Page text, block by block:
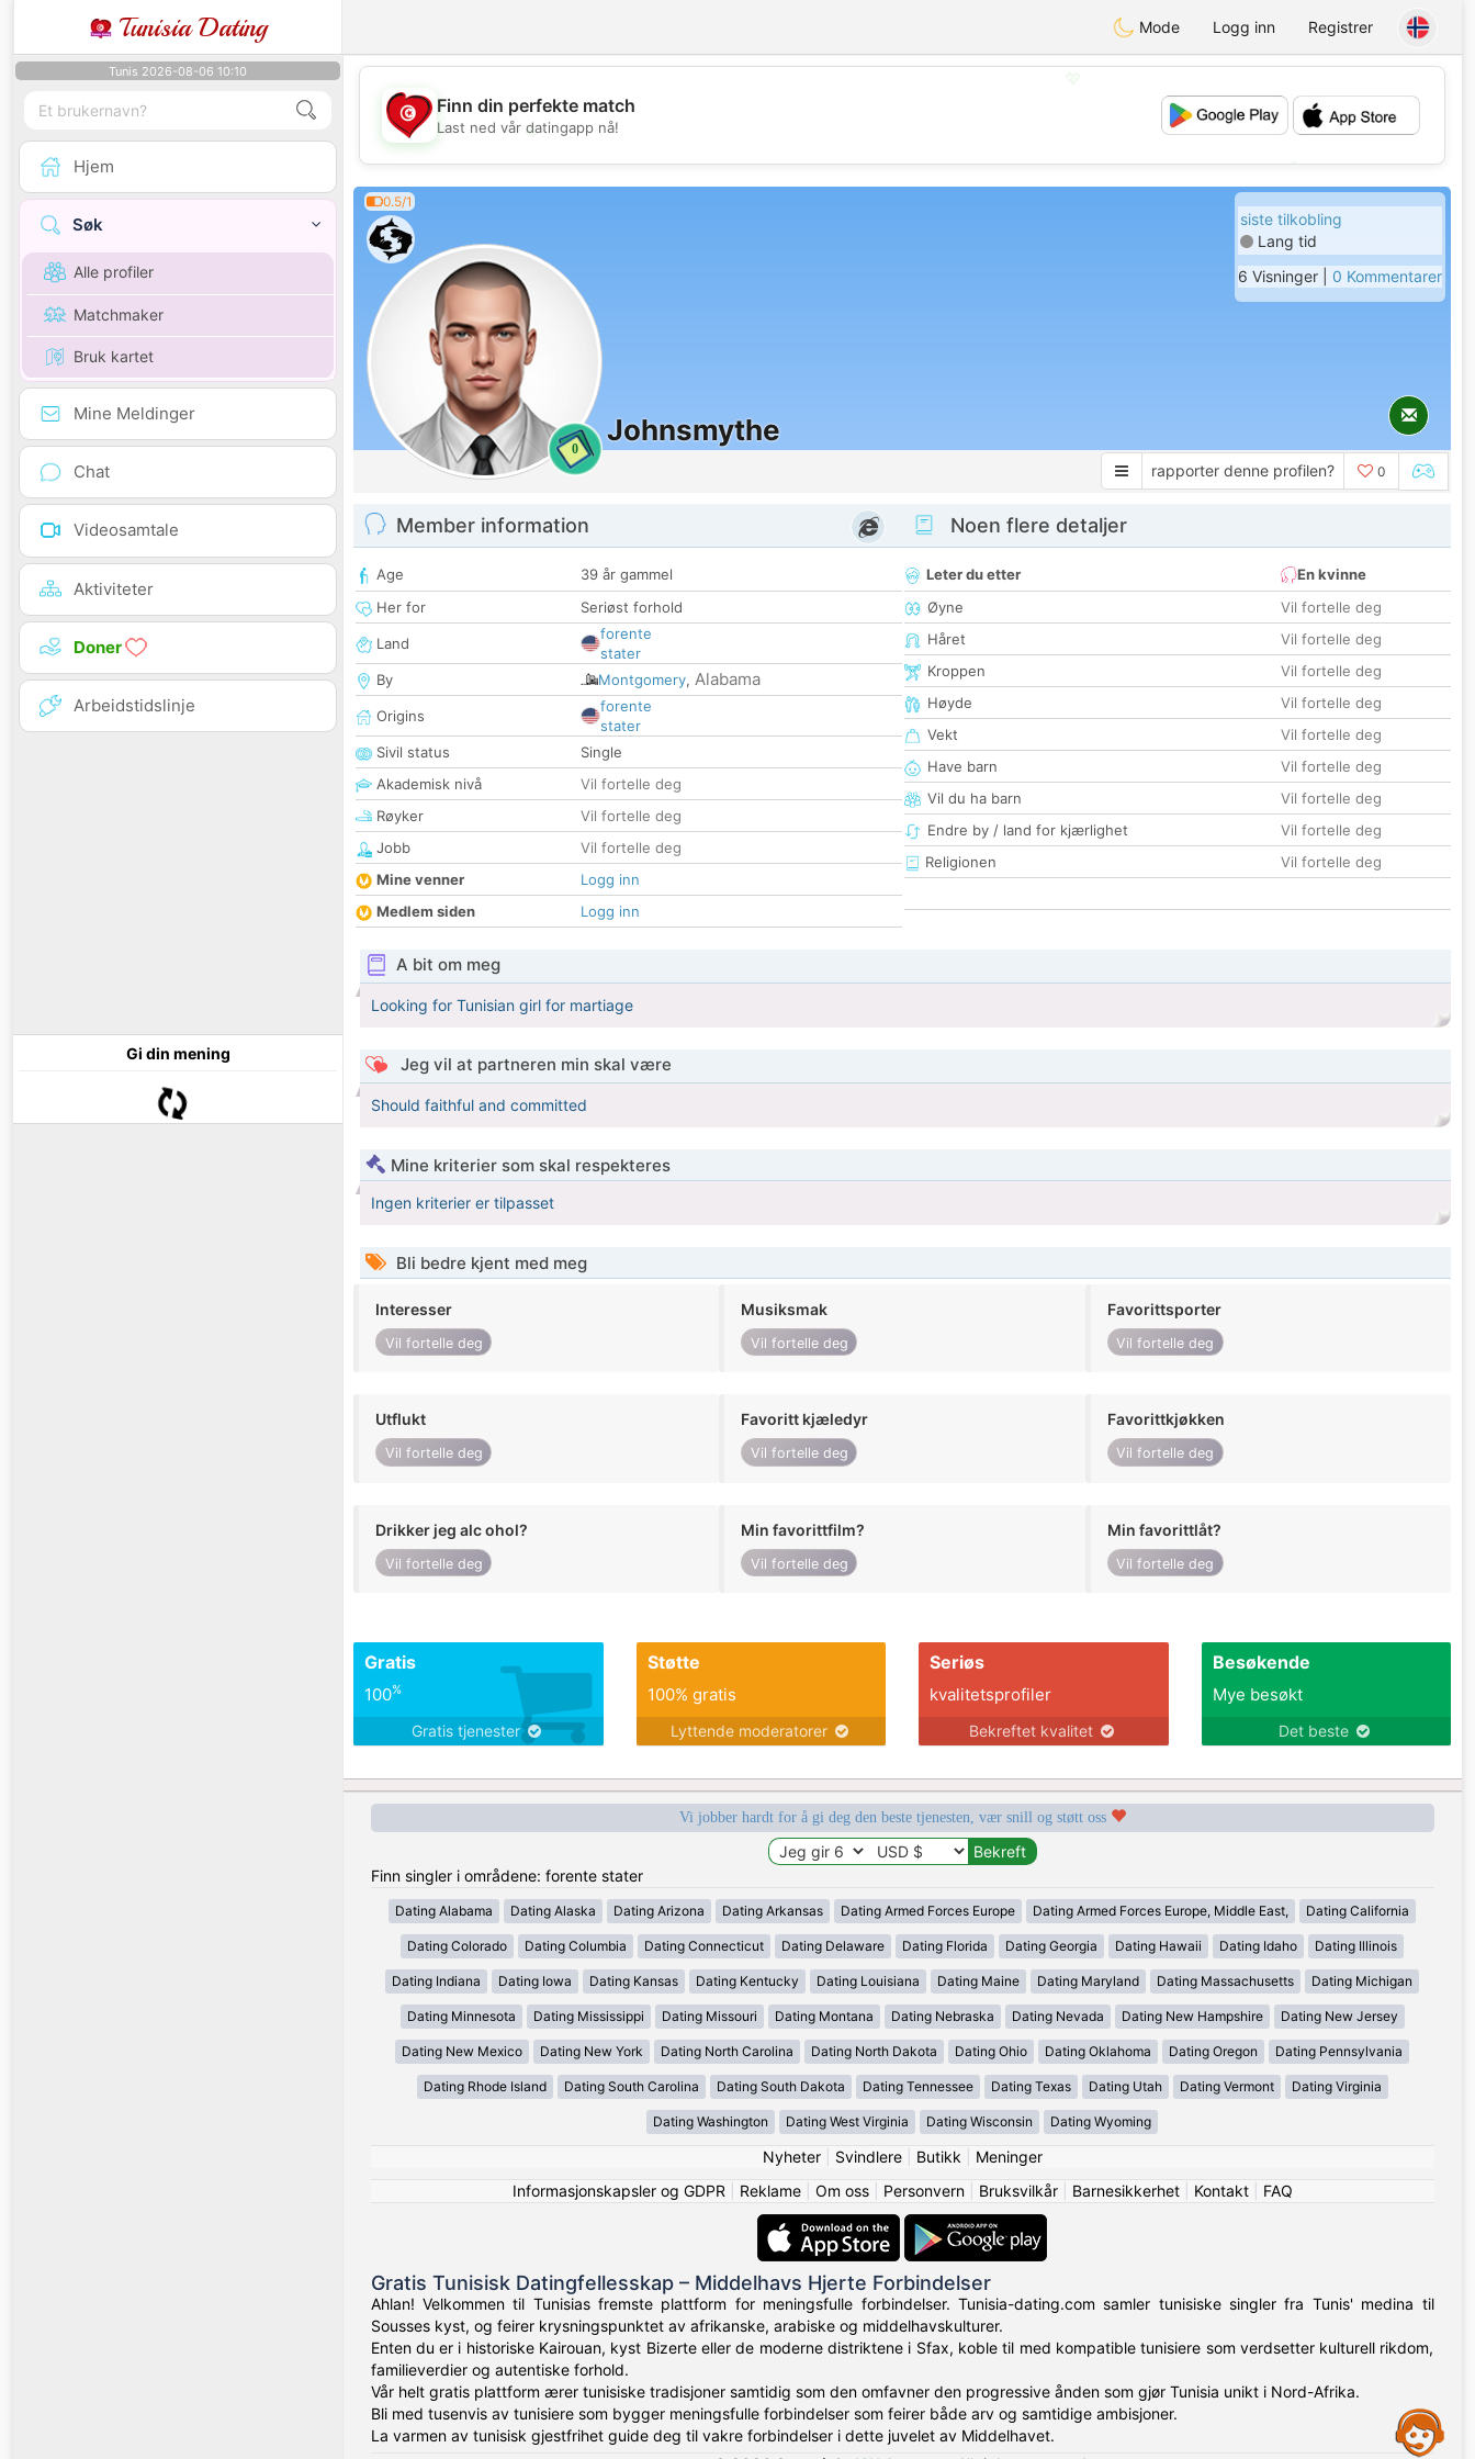
Tunisia Dating Mode Logg inn Registrer
Tunis 2026-08-06 10:10
Hjem
Søk
Alle profiler
Matchmaker
Bruk kartet
Mine Meldinger
Chat
Videosamtale
Aktiviteter
Doner
Arbeidstidslinje
Gi din mening
💖
💕
Finn din perfekte match
Last ned vår datingapp nå!
0.5/1
0
Johnsmythe
siste tilkobling
Lang tid
6 Visninger | 0 Kommentarer
rapporter denne profilen? 0
Member information
Age
39 år gammel
Her for
Seriøst forhold
Land
forente
stater
By
Montgomery, Alabama
Origins
forente
stater
Sivil status
Single
Akademisk nivå
Vil fortelle deg
Røyker
Vil fortelle deg
Jobb
Vil fortelle deg
Mine venner
Logg inn
Medlem siden
Logg inn
Noen flere detaljer
Leter du etter
En kvinne
Øyne
Vil fortelle deg
Håret
Vil fortelle deg
Kroppen
Vil fortelle deg
Høyde
Vil fortelle deg
Vekt
Vil fortelle deg
Have barn
Vil fortelle deg
Vil du ha barn
Vil fortelle deg
Endre by / land for kjærlighet
Vil fortelle deg
Religionen
Vil fortelle deg
A bit om meg
Looking for Tunisian girl for martiage
Jeg vil at partneren min skal være
Should faithful and committed
Mine kriterier som skal respekteres
Ingen kriterier er tilpasset
Bli bedre kjent med meg
Interesser
Vil fortelle deg
Musiksmak
Vil fortelle deg
Favorittsporter
Vil fortelle deg
Utflukt
Vil fortelle deg
Favoritt kjæledyr
Vil fortelle deg
Favorittkjøkken
Vil fortelle deg
Drikker jeg alc ohol?
Vil fortelle deg
Min favorittfilm?
Vil fortelle deg
Min favorittlåt?
Vil fortelle deg
Gratis
100%
Gratis tjenester
Støtte
100% gratis
Lyttende moderatorer
Seriøs
kvalitetsprofiler
Bekreftet kvalitet
Besøkende
Mye besøkt
Det beste
Vi jobber hardt for å gi deg den beste tjenesten, vær snill og støtt oss
Finn singler i områdene: forente stater
Dating Alabama Dating Alaska Dating Arizona Dating Arkansas Dating Armed Forces Europe Dating Armed Forces Europe, Middle East, Dating California
Dating Colorado Dating Columbia Dating Connecticut Dating Delaware Dating Florida Dating Georgia Dating Hawaii Dating Idaho Dating Illinois
Dating Indiana Dating Iowa Dating Kansas Dating Kentucky Dating Louisiana Dating Maine Dating Maryland Dating Massachusetts Dating Michigan
Dating Minnesota Dating Mississippi Dating Missouri Dating Montana Dating Nebraska Dating Nevada Dating New Hampshire Dating New Jersey
Dating New Mexico Dating New York Dating North Carolina Dating North Dakota Dating Ohio Dating Oklahoma Dating Oregon Dating Pennsylvania
Dating Rhode Island Dating South Carolina Dating South Dakota Dating Tennessee Dating Texas Dating Utah Dating Vermont Dating Virginia
Dating Washington Dating West Virginia Dating Wisconsin Dating Wyoming
Nyheter| Svindlere| Butikk
Meninger
Informasjonskapsler og GDPR
Reklame| Om oss| Personvern| Bruksvilkår| Barnesikkerhet| Kontakt| FAQ
Gratis Tunisisk Datingfellesskap – Middelhavs Hjerte Forbindelser
Ahlan! Velkommen til Tunisias fremste plattform for meningsfulle forbindelser. Tunisia-dating.com samler tunisiske singler fra Tunis' medina til
Sousses kyst, og feirer krysningspunktet av afrikanske, arabiske og middelhavskulturer.
Enten du er i historiske Kairouan, kyst Bizerte eller de moderne distriktene i Sfax, koble til med kompatible tunisiere som verdsetter kulturell rikdom,
familieverdier og autentiske forhold.
Vår helt gratis plattform ærer tunisiske tradisjoner samtidig som den omfavner den progressive ånden som gjør Tunisia unikt i Nord-Afrika.
Bli med tusenvis av tunisiere som bygger meningsfulle forbindelser som feirer både arv og samtidige ambisjoner.
La varmen av tunisisk gjestfrihet guide deg til vakre forbindelser i dette juvelet av Middelhavet.
Assistance